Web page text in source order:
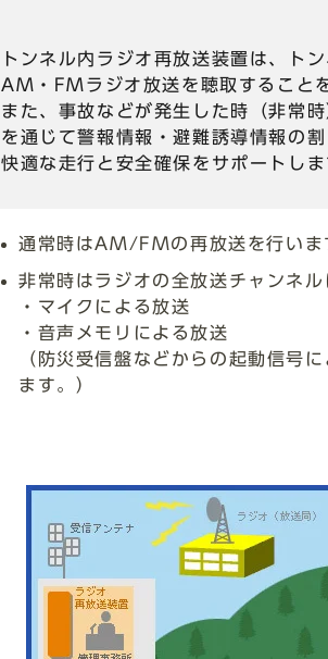
トンネル内ラジオ再放送装置は、ト
AM・FMラジオ放送を聴取すること
また、事故などが発生した時（非常
を通じて警報情報・避難誘導情報の
快適な走行と安全確保をサポートし
通常時はAM/FMの再放送を行いま
非常時はラジオの全放送チャンネ
・マイクによる放送
・音声メモリによる放送
（防災受信盤などからの起動信号
ます。）